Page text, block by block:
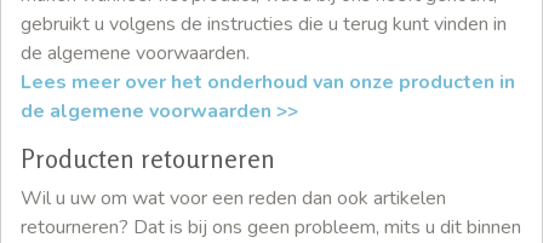
gebruikt u volgens de instructies die u terug kunt vinden in
de algemene voorwaarden.
Lees meer over het onderhoud van onze producten in
de algemene voorwaarden >>
Producten retourneren
Wil u uw om wat voor een reden dan ook artikelen
retourneren? Dat is bij ons geen probleem, mits u dit binnen